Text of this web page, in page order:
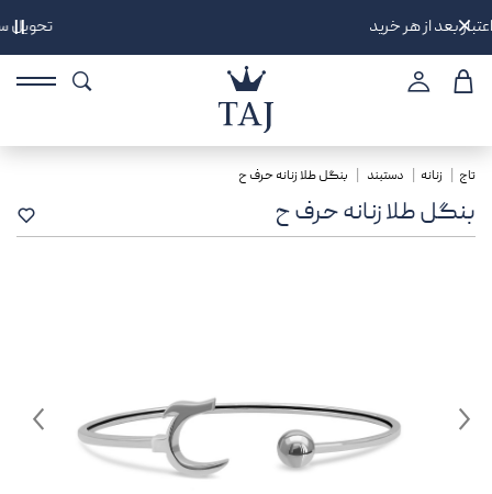
||
تاج زنانه دستبند بنگل طلا زنانه حرف ح
بنگل طلا زنانه حرف ح